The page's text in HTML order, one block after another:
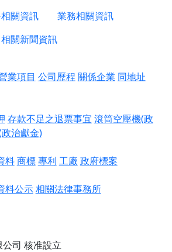
關資訊
業務相關資訊
相關新聞資訊
業項目 公司歷程 關係企業 同地址
存款不足之退票事宜 滾筒空壓機(政
治獻金)
料商標專利 工廠 政府標案
料公示相關法律事務所
司 核准設立